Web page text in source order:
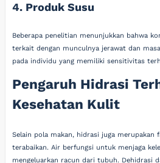
4. Produk Susu
Beberapa penelitian menunjukkan bahwa
terkait dengan munculnya jerawat dan
pada individu yang memiliki sensitivitas
Pengaruh Hidrasi
Kesehatan Kulit
Selain pola makan, hidrasi juga merupakan
terabaikan. Air berfungsi untuk menjaga
mengeluarkan racun dari tubuh. Dehidrasi